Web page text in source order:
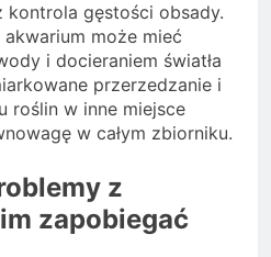
kontrola gęstości obsady.
może mieć
i docieraniem światła
przerzedzanie i
roślin w inne miejsce
w całym zbiorniku.
z
zapobiegać